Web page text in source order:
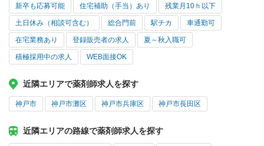
新卒も応募可能 住宅補助（手当）あり 残業月10ｈ以下
土日休み（相談可含む） 総合門前 駅チカ 車通勤可
在宅業務あり 登録販売者の求人 夏～秋入職可
積極採用中の求人 WEB面接OK
近隣エリアで薬剤師求人を探す
神戸市 神戸市灘区 神戸市兵庫区 神戸市長田区
近隣エリアの路線で薬剤師求人を探す